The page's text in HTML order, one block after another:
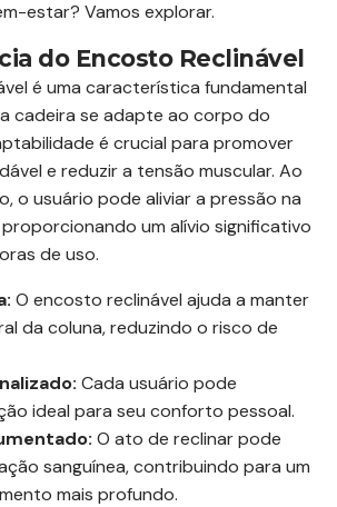
estar? Vamos explorar.
do Encosto Reclinável
é uma característica fundamental
cadeira se adapte ao corpo do
é crucial para promover
e reduzir a tensão muscular. Ao
o usuário pode aliviar a pressão na
um alívio significativo
de uso.
O encosto reclinável ajuda a manter
da coluna, reduzindo o risco de
Cada usuário pode
ideal para seu conforto pessoal.
O ato de reclinar pode
sanguínea, contribuindo para um
mais profundo.